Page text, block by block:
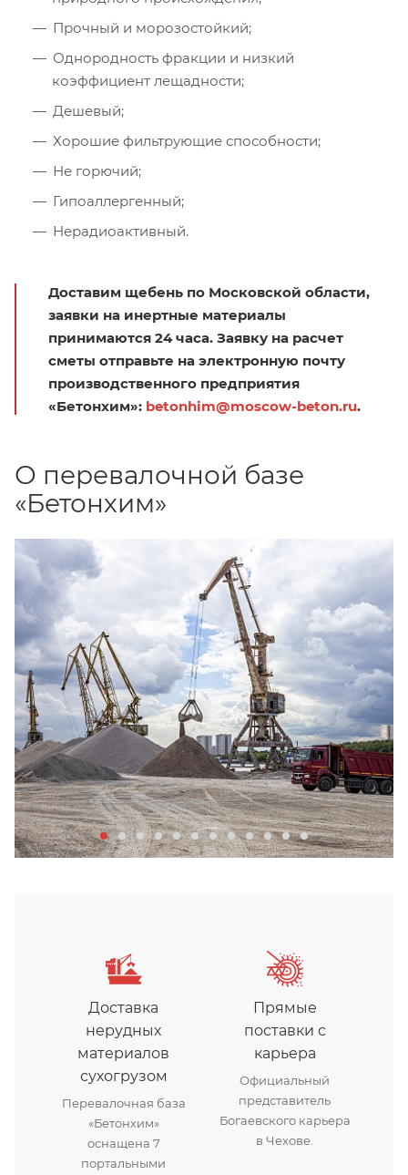
Прочный и морозостойкий;
Однородность фракции и низкий
коэффициент лещадности;
Дешевый;
Хорошие фильтрующие способности;
Не горючий;
Гипоаллергенный;
Нерадиоактивный.
Доставим щебень по Московской области,
заявки на инертные материалы
принимаются 24 часа. Заявку на расчет
сметы отправьте на электронную почту
производственного предприятия
«Бетонхим»: betonhim@moscow-beton.ru.
О перевалочной базе
«Бетонхим»
Доставка
нерудных
материалов
сухогрузом
Перевалочная база
«Бетонхим»
оснащена 7
портальными
Прямые
поставки с
карьера
Официальный
представитель
Богаевского карьера
в Чехове.